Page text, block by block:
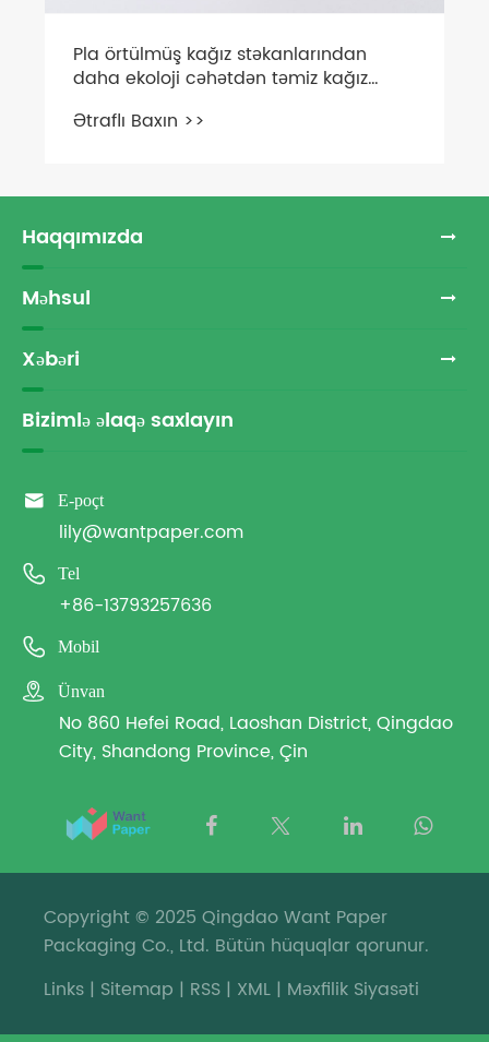
Haqqımızda
Məhsul
Xəbəri
Bizimlə əlaqə saxlayın
 E-poçt
lily@wantpaper.com
 Tel
+86-13793257636
 Mobil
 Ünvan
No 860 Hefei Road, Laoshan District, Qingdao
City, Shandong Province, Çin
Copyright © 2025 Qingdao Want Paper
Packaging Co., Ltd. Bütün hüquqlar qorunur.
Links | Sitemap | RSS | XML | Məxfilik Siyasəti